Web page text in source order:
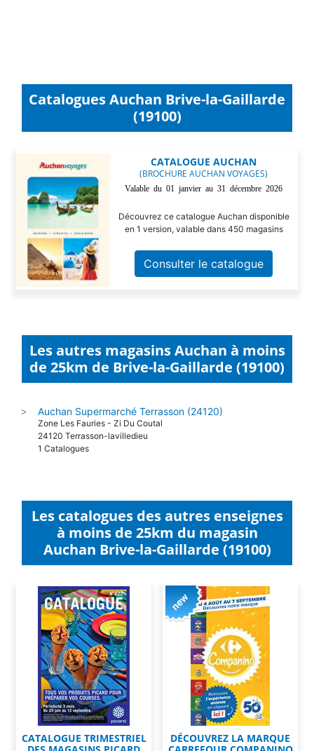
Catalogues Auchan Brive-la-Gaillarde
(19100)
CATALOGUE AUCHAN
(BROCHURE AUCHAN VOYAGES)
Valable du 01 janvier au 31 décembre 2026
Découvrez ce catalogue Auchan disponible
en 1 version, valable dans 450 magasins
Consulter le catalogue
Les autres magasins Auchan à moins
de 25km de Brive-la-Gaillarde (19100)
> Auchan Supermarché Terrasson (24120)
Zone Les Fauries - Zi Du Coutal
24120 Terrasson-lavilledieu
1 Catalogues
Les catalogues des autres enseignes
à moins de 25km du magasin
Auchan Brive-la-Gaillarde (19100)
CATALOGUE TRIMESTRIEL
DÉCOUVREZ LA MARQUE